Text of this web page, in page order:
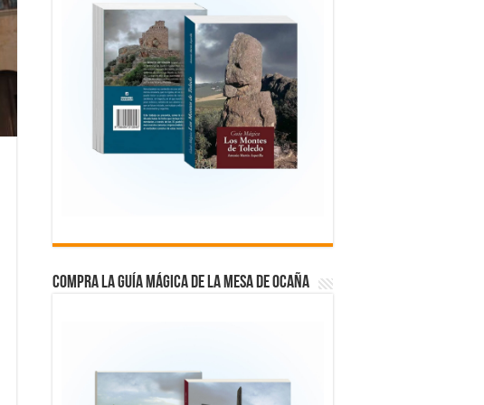
COMPRA LA GUÍA MÁGICA DE LA MESA DE OCAÑA